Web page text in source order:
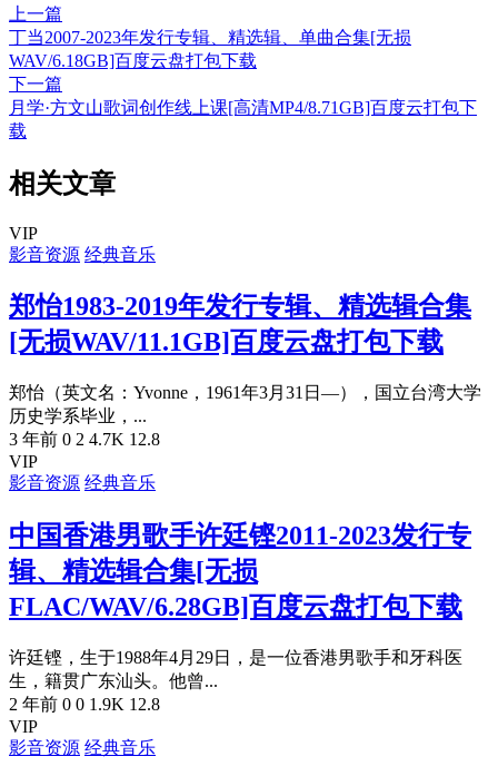
上一篇
丁当2007-2023年发行专辑、精选辑、单曲合集[无损
WAV/6.18GB]百度云盘打包下载
下一篇
月学·方文山歌词创作线上课[高清MP4/8.71GB]百度云打包下
载
相关文章
VIP
影音资源 经典音乐
郑怡1983-2019年发行专辑、精选辑合集
[无损WAV/11.1GB]百度云盘打包下载
郑怡（英文名：Yvonne，1961年3月31日—），国立台湾大学
历史学系毕业，...
3 年前 0 2 4.7K 12.8
VIP
影音资源 经典音乐
中国香港男歌手许廷铿2011-2023发行专
辑、精选辑合集[无损
FLAC/WAV/6.28GB]百度云盘打包下载
许廷铿，生于1988年4月29日，是一位香港男歌手和牙科医
生，籍贯广东汕头。他曾...
2 年前 0 0 1.9K 12.8
VIP
影音资源 经典音乐